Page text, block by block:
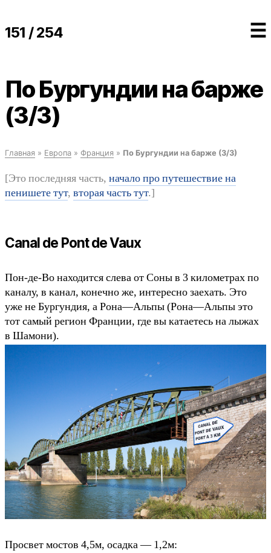
151 / 254 ☰
По Бургундии на барже
(3/3)
Главная » Европа » Франция » По Бургундии на барже (3/3)
[Это последняя часть, начало про путешествие на
пенишете тут, вторая часть тут.]
Canal de Pont de Vaux
Пон-де-Во находится слева от Соны в 3 километрах по
каналу, в канал, конечно же, интересно заехать. Это
уже не Бургундия, а Рона—Альпы (Рона—Альпы это
тот самый регион Франции, где вы катаетесь на лыжах
в Шамони).
Просвет мостов 4,5м, осадка — 1,2м: